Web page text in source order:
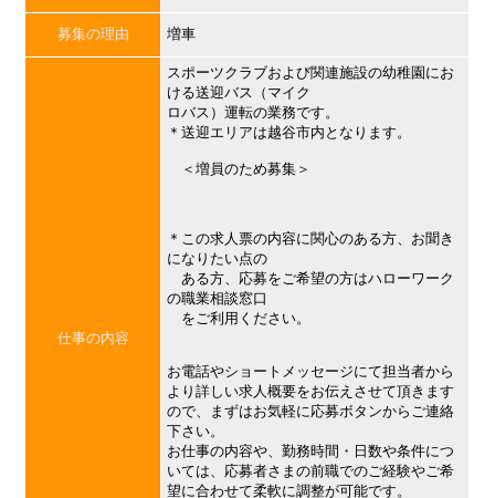
募集の理由 増車
仕事の内容
スポーツクラブおよび関連施設の幼稚園にお
ける送迎バス（マイク
ロバス）運転の業務です。
＊送迎エリアは越谷市内となります。
＜増員のため募集＞
＊この求人票の内容に関心のある方、お聞き
になりたい点の
ある方、応募をご希望の方はハローワーク
の職業相談窓口
をご利用ください。
お電話やショートメッセージにて担当者から
より詳しい求人概要をお伝えさせて頂きます
ので、まずはお気軽に応募ボタンからご連絡
下さい。
お仕事の内容や、勤務時間・日数や条件につ
いては、応募者さまの前職でのご経験やご希
望に合わせて柔軟に調整が可能です。